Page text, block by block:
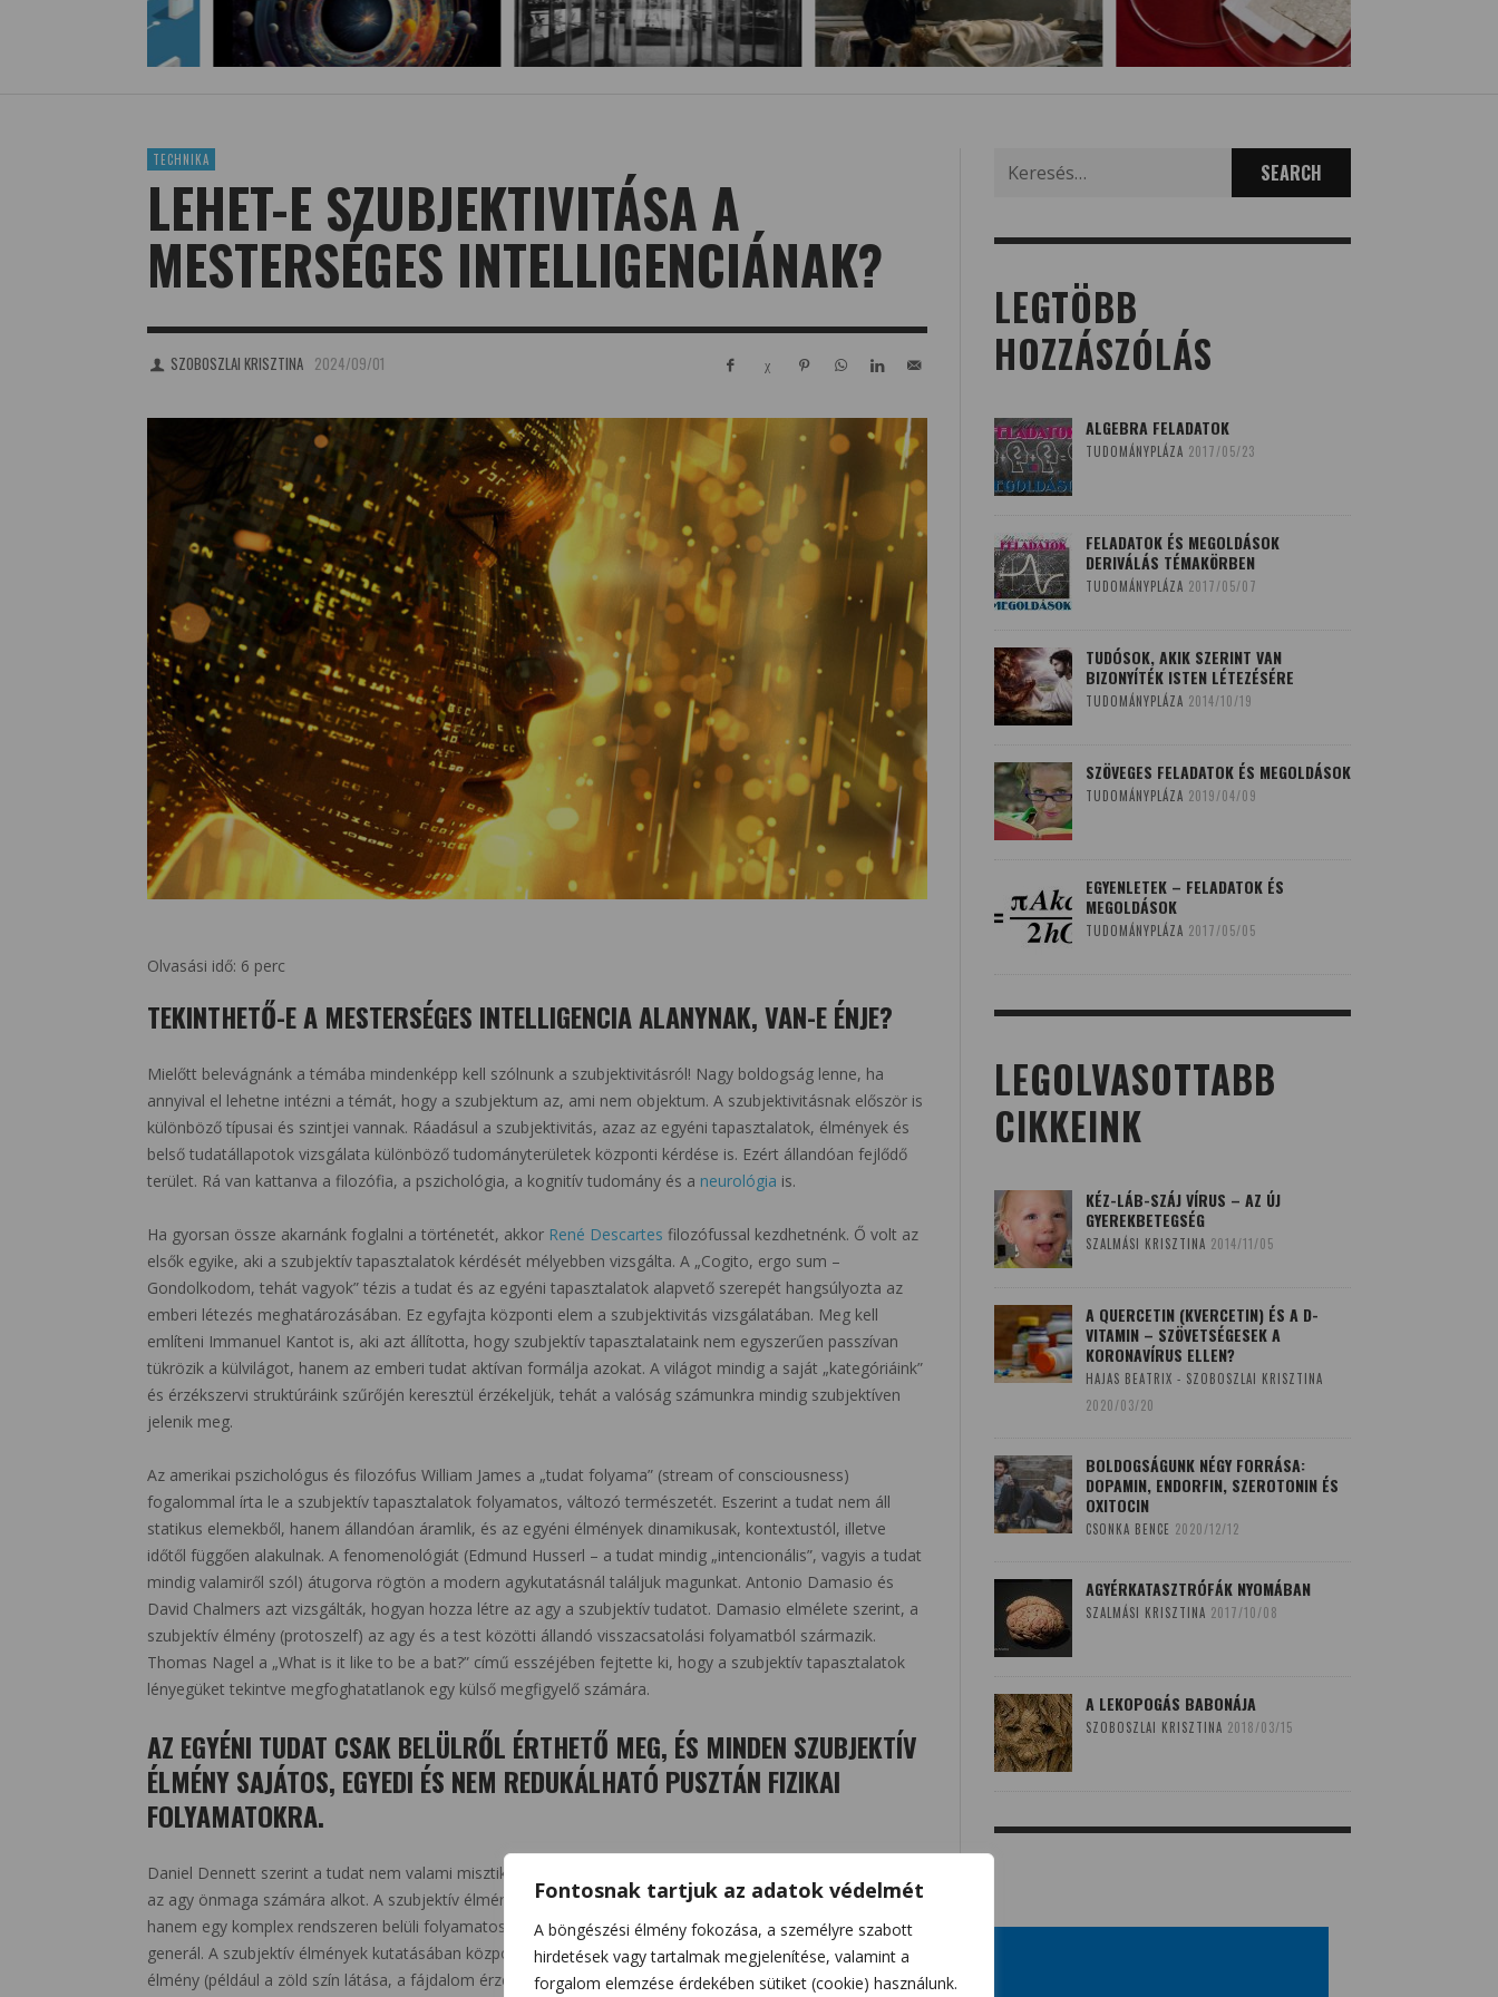
Fontosnak tartjuk az adatok védelmét
A böngészési élmény fokozása, a személyre szabott
hirdetések vagy tartalmak megjelenítése, valamint a
forgalom elemzése érdekében sütiket (cookie) használunk.
TECHNIKA
LEHET-E SZUBJEKTIVITÁSA A
MESTERSÉGES INTELLIGENCIÁNAK?
SZOBOSZLAI KRISZTINA 2024/09/01
Olvasási idő: 6 perc
TEKINTHETŐ-E A MESTERSÉGES INTELLIGENCIA ALANYNAK, VAN-E ÉNJE?
Mielőtt belevágnánk a témába mindenképp kell szólnunk a szubjektivitásról! Nagy boldogság lenne, ha
annyival el lehetne intézni a témát, hogy a szubjektum az, ami nem objektum. A szubjektivitásnak először is
különböző típusai és szintjei vannak. Ráadásul a szubjektivitás, azaz az egyéni tapasztalatok, élmények és
belső tudatállapotok vizsgálata különböző tudományterületek központi kérdése is. Ezért állandóan fejlődő
terület. Rá van kattanva a filozófia, a pszichológia, a kognitív tudomány és a neurológia is.
Ha gyorsan össze akarnánk foglalni a történetét, akkor René Descartes filozófussal kezdhetnénk. Ő volt az
elsők egyike, aki a szubjektív tapasztalatok kérdését mélyebben vizsgálta. A „Cogito, ergo sum –
Gondolkodom, tehát vagyok” tézis a tudat és az egyéni tapasztalatok alapvető szerepét hangsúlyozta az
emberi létezés meghatározásában. Ez egyfajta központi elem a szubjektivitás vizsgálatában. Meg kell
említeni Immanuel Kantot is, aki azt állította, hogy szubjektív tapasztalataink nem egyszerűen passzívan
tükrözik a külvilágot, hanem az emberi tudat aktívan formálja azokat. A világot mindig a saját „kategóriáink”
és érzékszervi struktúráink szűrőjén keresztül érzékeljük, tehát a valóság számunkra mindig szubjektíven
jelenik meg.
Az amerikai pszichológus és filozófus William James a „tudat folyama” (stream of consciousness)
fogalommal írta le a szubjektív tapasztalatok folyamatos, változó természetét. Eszerint a tudat nem áll
statikus elemekből, hanem állandóan áramlik, és az egyéni élmények dinamikusak, kontextustól, illetve
időtől függően alakulnak. A fenomenológiát (Edmund Husserl – a tudat mindig „intencionális”, vagyis a tudat
mindig valamiről szól) átugorva rögtön a modern agykutatásnál találjuk magunkat. Antonio Damasio és
David Chalmers azt vizsgálták, hogyan hozza létre az agy a szubjektív tudatot. Damasio elmélete szerint, a
szubjektív élmény (protoszelf) az agy és a test közötti állandó visszacsatolási folyamatból származik.
Thomas Nagel a „What is it like to be a bat?” című esszéjében fejtette ki, hogy a szubjektív tapasztalatok
lényegüket tekintve megfoghatatlanok egy külső megfigyelő számára.
AZ EGYÉNI TUDAT CSAK BELÜLRŐL ÉRTHETŐ MEG, ÉS MINDEN SZUBJEKTÍV
ÉLMÉNY SAJÁTOS, EGYEDI ÉS NEM REDUKÁLHATÓ PUSZTÁN FIZIKAI
FOLYAMATOKRA.
Daniel Dennett szerint a tudat nem valami misztikus vagy különleges dolog, hanem egy sor elbeszélés, amit
az agy önmaga számára alkot. A szubjektív élmények Dennett értelmezésében nem különálló „buborékok”,
hanem egy komplex rendszeren belüli folyamatos narratívák, amelyeket az agy a külvilág hatására
generál. A szubjektív élmények kutatásában központi kérdés a „kvália” fogalma. A kvália egy-egy szubjektív
élmény (például a zöld szín látása, a fájdalom érzése) azon része, amely megfoghatatlan, amit a külső
for:
LEGTÖBB
HOZZÁSZÓLÁS
ALGEBRA FELADATOK
TUDOMÁNYPLÁZA 2017/05/23
FELADATOK ÉS MEGOLDÁSOK
DERIVÁLÁS TÉMAKÖRBEN
TUDOMÁNYPLÁZA 2017/05/07
TUDÓSOK, AKIK SZERINT VAN
BIZONYÍTÉK ISTEN LÉTEZÉSÉRE
TUDOMÁNYPLÁZA 2014/10/19
SZÖVEGES FELADATOK ÉS MEGOLDÁSOK
TUDOMÁNYPLÁZA 2019/04/09
EGYENLETEK – FELADATOK ÉS
MEGOLDÁSOK
TUDOMÁNYPLÁZA 2017/05/05
LEGOLVASOTTABB
CIKKEINK
KÉZ-LÁB-SZÁJ VÍRUS – AZ ÚJ
GYEREKBETEGSÉG
SZALMÁSI KRISZTINA 2014/11/05
A QUERCETIN (KVERCETIN) ÉS A D-
VITAMIN – SZÖVETSÉGESEK A
KORONAVÍRUS ELLEN?
HAJAS BEATRIX - SZOBOSZLAI KRISZTINA
2020/03/20
BOLDOGSÁGUNK NÉGY FORRÁSA:
DOPAMIN, ENDORFIN, SZEROTONIN ÉS
OXITOCIN
CSONKA BENCE 2020/12/12
AGYÉRKATASZTRÓFÁK NYOMÁBAN
SZALMÁSI KRISZTINA 2017/10/08
A LEKOPOGÁS BABONÁJA
SZOBOSZLAI KRISZTINA 2018/03/15